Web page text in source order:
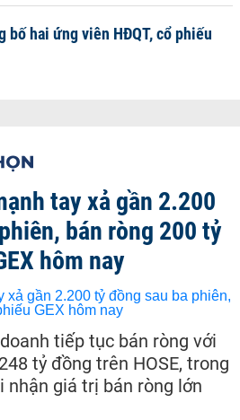
bố hai ứng viên HĐQT, cổ phiếu
tay xả gần 2.200
bán ròng 200 tỷ
hôm nay
tiếp tục bán ròng với
tỷ đồng trên HOSE, trong
nhận giá trị bán ròng lớn